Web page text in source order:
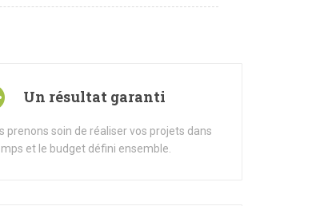
Un résultat garanti
prenons soin de réaliser vos projets dans
et le budget défini ensemble.